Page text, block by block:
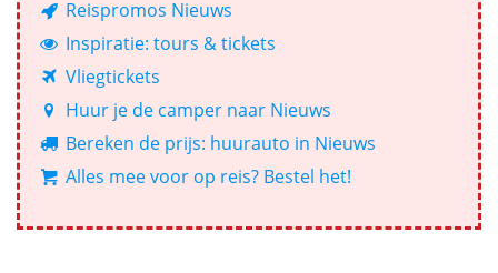
Reispromos Nieuws
Inspiratie: tours & tickets
Vliegtickets
Huur je de camper naar Nieuws
Bereken de prijs: huurauto in Nieuws
Alles mee voor op reis? Bestel het!